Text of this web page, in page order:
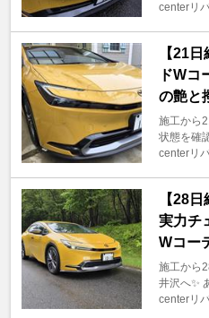
centerリ
【21
ドW
の艶と
施工から
状態を確
centerリ
【28
実力チ
Wコー
施工から
井沢へ✨
centerリ